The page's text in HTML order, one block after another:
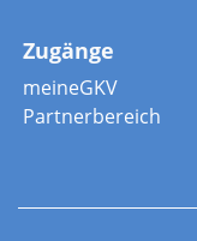
Zugänge
meineGKV
Partnerbereich